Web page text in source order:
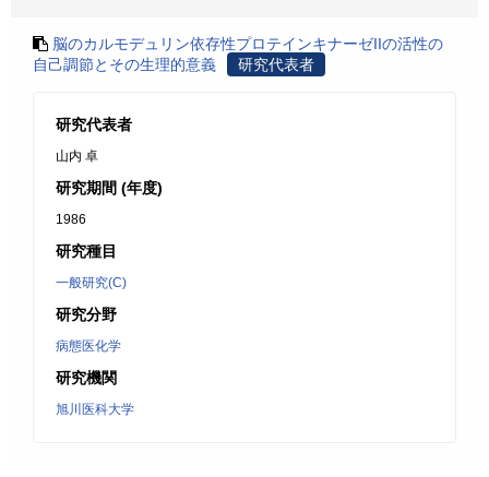
脳のカルモデュリン依存性プロテインキナーゼIIの活性の
自己調節とその生理的意義
研究代表者
研究代表者
山内 卓
研究期間 (年度)
1986
研究種目
一般研究(C)
研究分野
病態医化学
研究機関
旭川医科大学